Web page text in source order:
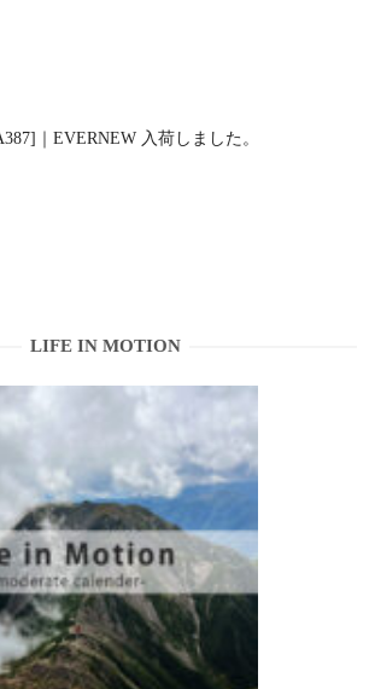
｜EVERNEW 入荷しました。
LIFE IN MOTION